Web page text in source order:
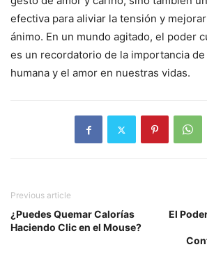
efectiva para aliviar la tensión y
ánimo. En un mundo agitado, el poder
es un recordatorio de la importancia
humana y el amor en nuestras vidas.
Previous article
¿Puedes Quemar Calorías
Haciendo Clic en el Mouse?
El